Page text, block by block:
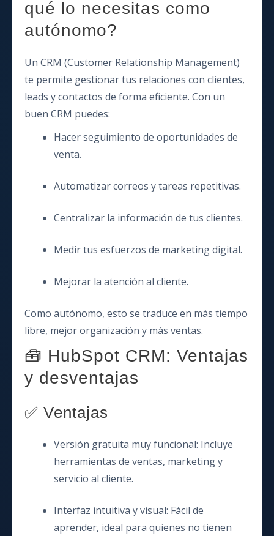
qué lo necesitas como
autónomo?
Un CRM (Customer Relationship Management)
te permite gestionar tus relaciones con clientes,
leads y contactos de forma eficiente. Con un
buen CRM puedes:
Hacer seguimiento de oportunidades de
venta.
Automatizar correos y tareas repetitivas.
Centralizar la información de tus clientes.
Medir tus esfuerzos de marketing digital.
Mejorar la atención al cliente.
Como autónomo, esto se traduce en más tiempo
libre, mejor organización y más ventas.
🧰 HubSpot CRM: Ventajas
y desventajas
✅ Ventajas
Versión gratuita muy funcional: Incluye
herramientas de ventas, marketing y
servicio al cliente.
Interfaz intuitiva y visual: Fácil de
aprender, ideal para quienes no tienen